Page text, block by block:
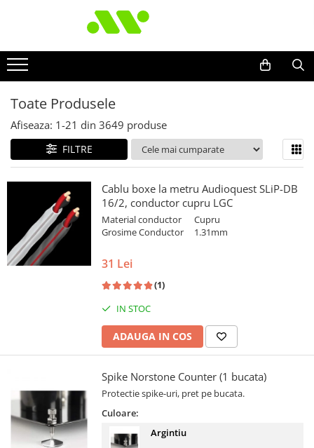
Toate Produsele
Afiseaza: 1-21 din 3649 produse
FILTRE
Cablu boxe la metru Audioquest SLiP-DB
16/2, conductor cupru LGC
Material conductor
Cupru
Grosime Conductor 1.31mm
31 Lei
(1)
IN STOC
ADAUGA IN COS
Spike Norstone Counter (1 bucata)
Protectie spike-uri, pret pe bucata.
Culoare:
Argintiu